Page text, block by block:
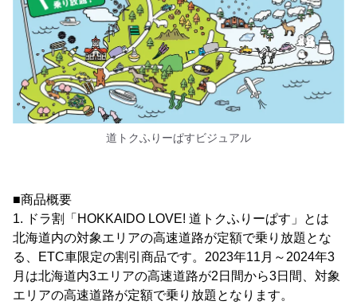
道トクふりーぱすビジュアル
■商品概要
1. ドラ割「HOKKAIDO LOVE! 道トクふりーぱす」とは
北海道内の対象エリアの高速道路が定額で乗り放題とな
る、ETC車限定の割引商品です。2023年11月～2024年3
月は北海道内3エリアの高速道路が2日間から3日間、対象
エリアの高速道路が定額で乗り放題となります。